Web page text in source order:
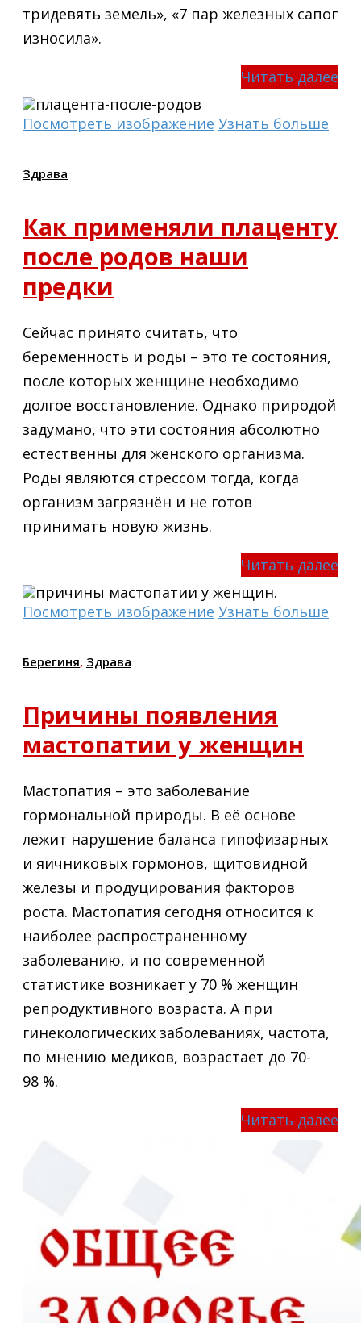
тридевять земель», «7 пар железных сапог
износила».
Читать далее
Посмотреть изображение Узнать больше
Здрава
Как применяли плаценту
после родов наши
предки
Сейчас принято считать, что
беременность и роды – это те состояния,
после которых женщине необходимо
долгое восстановление. Однако природой
задумано, что эти состояния абсолютно
естественны для женского организма.
Роды являются стрессом тогда, когда
организм загрязнён и не готов
принимать новую жизнь.
Читать далее
Посмотреть изображение Узнать больше
Берегиня, Здрава
Причины появления
мастопатии у женщин
Мастопатия – это заболевание
гормональной природы. В её основе
лежит нарушение баланса гипофизарных
и яичниковых гормонов, щитовидной
железы и продуцирования факторов
роста. Мастопатия сегодня относится к
наиболее распространенному
заболеванию, и по современной
статистике возникает у 70 % женщин
репродуктивного возраста. А при
гинекологических заболеваниях, частота,
по мнению медиков, возрастает до 70-
98 %.
Читать далее